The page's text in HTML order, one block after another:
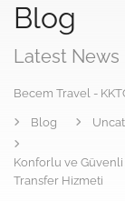
Blog
Latest News
Becem Travel -
Blog
Konforlu ve Güvenli
Transfer Hizmeti